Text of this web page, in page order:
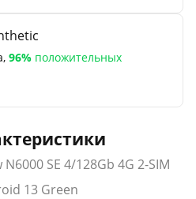
, 96% положительных
SE 4/128Gb 4G 2-SIM
13 Green